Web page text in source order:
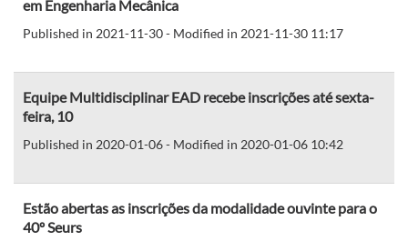
em Engenharia Mecânica
Published in 2021-11-30 - Modified in 2021-11-30 11:17
Equipe Multidisciplinar EAD recebe inscrições até sexta-
feira, 10
Published in 2020-01-06 - Modified in 2020-01-06 10:42
Estão abertas as inscrições da modalidade ouvinte para o
40º Seurs